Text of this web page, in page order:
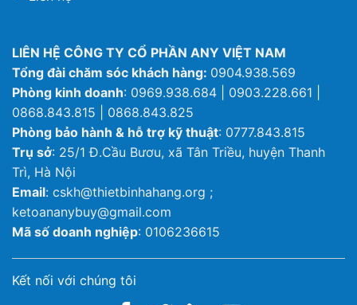
LIÊN HỆ CÔNG TY CỔ PHẦN ANY VIỆT NAM
Tổng đài chăm sóc khách hàng: 0904.938.569
Phòng kinh doanh: 0969.938.684 | 0903.228.661 |
0868.843.815 | 0868.843.825
Phòng bảo hành & hỗ trợ kỹ thuật: 0777.843.815
Trụ sở: 25/1 Đ.Cầu Bươu, xã Tân Triều, huyện Thanh
Trì, Hà Nội
Email: cskh@thietbinhahang.org ;
ketoananybuy@gmail.com
Mã số doanh nghiệp: 0106236615
Kết nối với chúng tôi